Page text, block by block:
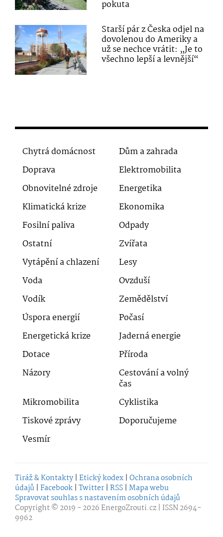
pokuta
Starší pár z Česka odjel na
dovolenou do Ameriky a
už se nechce vrátit: „Je to
všechno lepší a levnější“
Chytrá domácnost
Dům a zahrada
Doprava
Elektromobilita
Obnovitelné zdroje
Energetika
Klimatická krize
Ekonomika
Fosilní paliva
Odpady
Ostatní
Zvířata
Vytápění a chlazení
Lesy
Voda
Ovzduší
Vodík
Zemědělství
Úspora energií
Počasí
Energetická krize
Jaderná energie
Dotace
Příroda
Názory
Cestování a volný
čas
Mikromobilita
Cyklistika
Tiskové zprávy
Doporučujeme
Vesmír
Tiráž & Kontakty | Etický kodex | Ochrana osobních
údajů | Facebook | Twitter | RSS | Mapa webu
Spravovat souhlas s nastavením osobních údajů
Copyright © 2019 - 2026EnergoZrouti.cz | ISSN 2694-
9962